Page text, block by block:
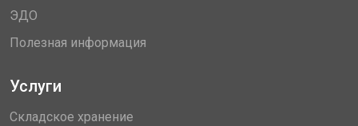
ЭДО
Полезная информация
Услуги
Складское хранение